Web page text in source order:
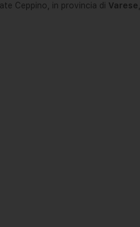
Ceppino, in provincia di Varese